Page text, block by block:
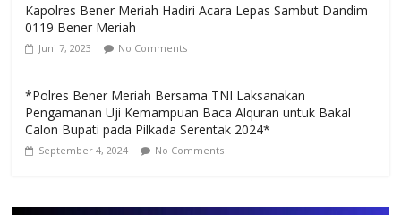
Kapolres Bener Meriah Hadiri Acara Lepas Sambut Dandim
0119 Bener Meriah
Juni 7, 2023 No Comments
*Polres Bener Meriah Bersama TNI Laksanakan
Pengamanan Uji Kemampuan Baca Alquran untuk Bakal
Calon Bupati pada Pilkada Serentak 2024*
September 4, 2024 No Comments